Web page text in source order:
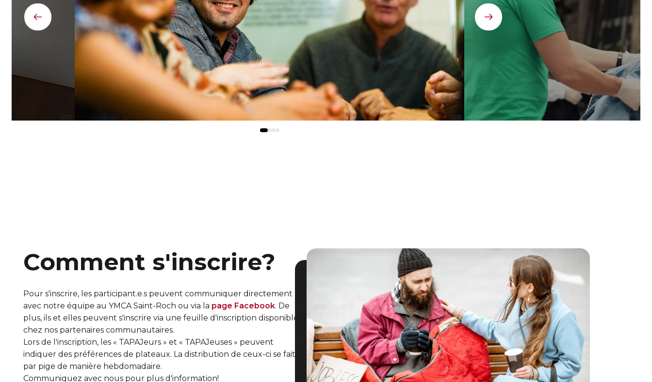
Élément
précédent
Élément
suivant
Comment s'inscrire?
Pour s'inscrire, les participant.e.s peuvent communiquer directement
avec notre équipe au YMCA Saint-Roch ou via la page Facebook. De
plus, ils et elles peuvent s'inscrire via une feuille d'inscription disponible
chez nos partenaires communautaires.
Lors de l'inscription, les « TAPAJeurs » et « TAPAJeuses » peuvent
indiquer des préférences de plateaux. La distribution de ceux-ci se fait
par pige de manière hebdomadaire.
Communiquez avec nous pour plus d'information!